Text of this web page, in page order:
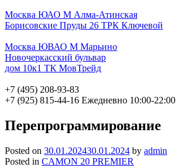
Москва ЮАО М Алма-Атинская
Борисовские Пруды 26 ТРК Ключевой
Москва ЮВАО М Марьино
Новочеркасский бульвар
дом 10к1 ТК МовТрейд
+7 (495) 208-93-83
+7 (925) 815-44-16 Ежедневно 10:00-22:00
Перепрограммирование
Posted on 30.01.202430.01.2024 by admin
Posted in CAMON 20 PREMIER